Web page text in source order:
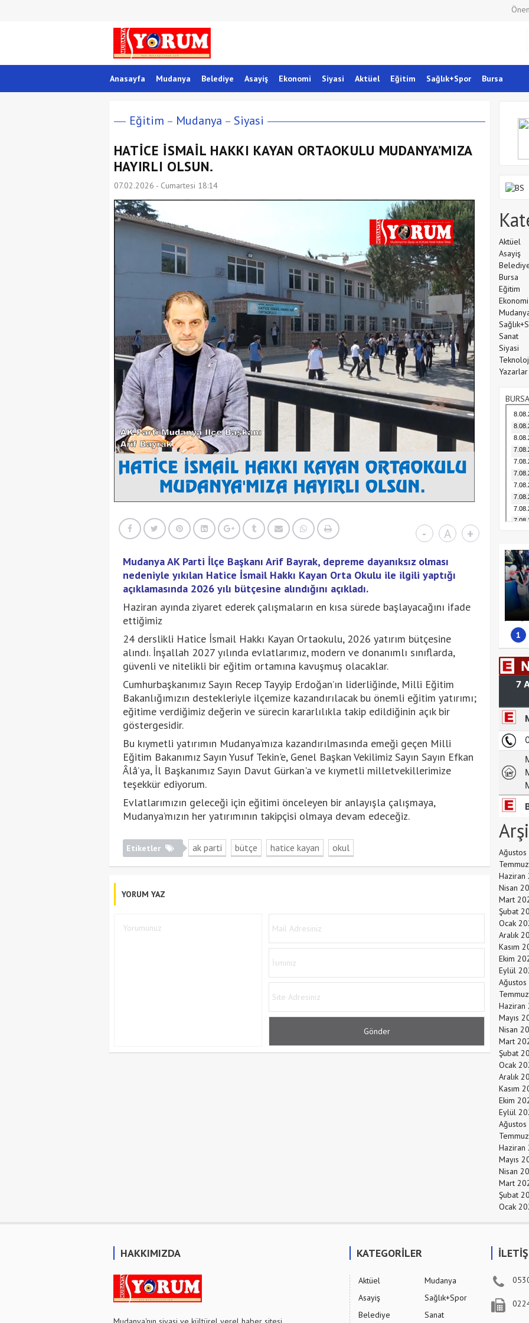
Anasayfa Mudanya Belediye Asayiş Ekonomi Siyasi Aktüel Eğitim Sağlık+Spor Bursa
Eğitim Mudanya Siyasi
HATİCE İSMAİL HAKKI KAYAN ORTAOKULU MUDANYA’MIZA
HAYIRLI OLSUN.
07.02.2026 - Cumartesi 18:14
- A +
Mudanya AK Parti İlçe Başkanı Arif Bayrak, depreme dayanıksız olması
nedeniyle yıkılan Hatice İsmail Hakkı Kayan Orta Okulu ile ilgili yaptığı
açıklamasında 2026 yılı bütçesine alındığını açıkladı.
Haziran ayında ziyaret ederek çalışmaların en kısa sürede başlayacağını ifade
ettiğimiz
24 derslikli Hatice İsmail Hakkı Kayan Ortaokulu, 2026 yatırım bütçesine
alındı. İnşallah 2027 yılında evlatlarımız, modern ve donanımlı sınıflarda,
güvenli ve nitelikli bir eğitim ortamına kavuşmuş olacaklar.
Cumhurbaşkanımız Sayın Recep Tayyip Erdoğan’ın liderliğinde, Milli Eğitim
Bakanlığımızın destekleriyle ilçemize kazandırılacak bu önemli eğitim yatırımı;
eğitime verdiğimiz değerin ve sürecin kararlılıkla takip edildiğinin açık bir
göstergesidir.
Bu kıymetli yatırımın Mudanya’mıza kazandırılmasında emeği geçen Milli
Eğitim Bakanımız Sayın Yusuf Tekin'e, Genel Başkan Vekilimiz Sayın Sayın Efkan
Âlâ’ya, İl Başkanımız Sayın Davut Gürkan'a ve kıymetli milletvekillerimize
teşekkür ediyorum.
Evlatlarımızın geleceği için eğitimi önceleyen bir anlayışla çalışmaya,
Mudanya’mızın her yatırımının takipçisi olmaya devam edeceğiz.
Etiketler ak parti bütçe hatice kayan okul
YORUM YAZ
Aktüel
Asayiş
Bursa
Eğitim
Ekonomi
Sanat
Siyasi
Yazarlar
1
Haziran
Nisan
Mart
Şubat
Ocak
Aralık
Kasım
Ekim
Eylül
Haziran
Mayıs
Nisan
Mart
Şubat
Ocak
Aralık
Kasım
Ekim
Eylül
Haziran
Mayıs
Nisan
Mart
Şubat
Ocak
HAKKIMIZDA KATEGORİLER
Aktüel
Asayiş
Belediye
Mudanya
Sağlık+Spor
Sanat